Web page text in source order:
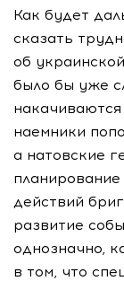
Как будет
сказать
об
было бы уже
наемники
а натовские
действий
развитие
однозначно,
в том, что